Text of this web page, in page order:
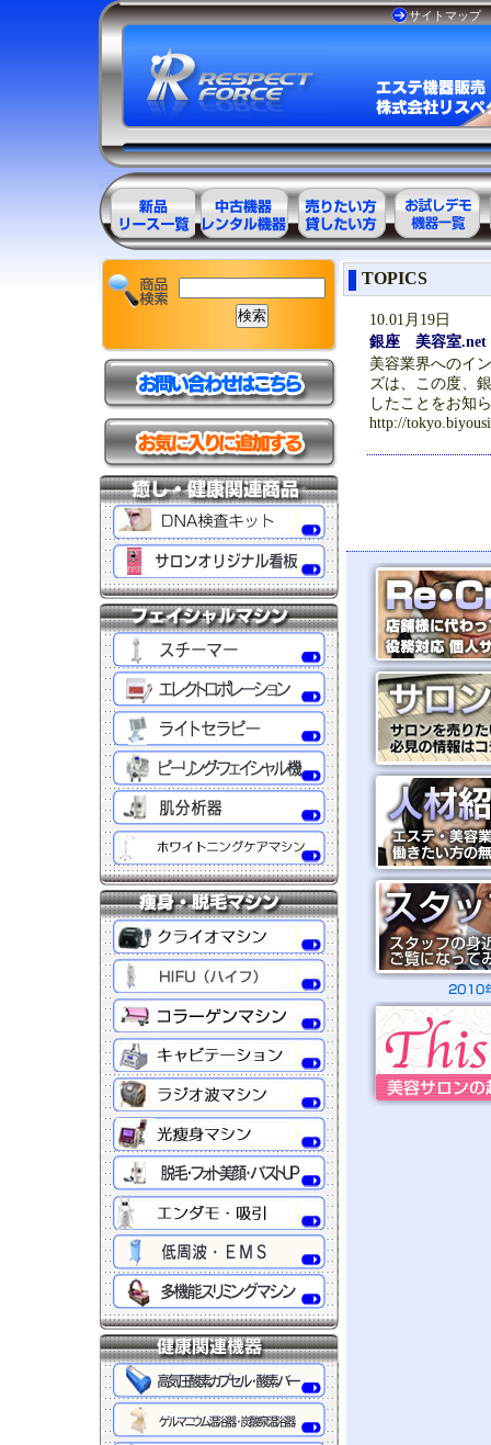
サイトマップ
エステ美容用
品製品一覧
エステ美容用
品アウトレッ
ト商品一覧
エステ美容用
品レンタル可
能商品一覧
お試しデモ可
能機器一覧
TOPICS
10.01月19日
銀座 美容室.net
美容業界へのイ
ズは、この度、
したことをお知
http://